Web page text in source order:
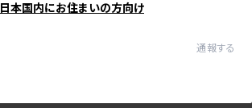
日本国内にお住まいの方向け
通報する